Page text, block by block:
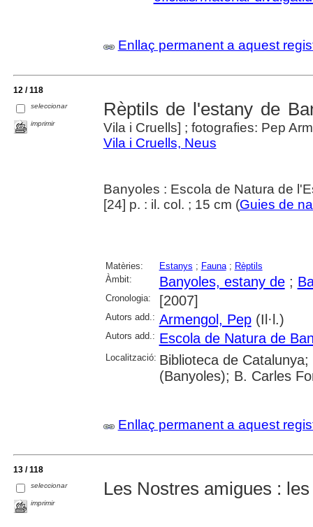
Enllaç permanent a aquest
12 / 118
seleccionar
imprimir
Rèptils de l'estany de
Vila i Cruells] ; fotografies: Pep
Vila i Cruells, Neus
Banyoles : Escola de Natura de
[24] p. : il. col. ; 15 cm (Guies de
Matèries: Estanys ; Fauna; Rèptils
Àmbit:
Banyoles, estany de;
Cronologia: [2007]
Autors add.: Armengol, Pep(Il·l.)
Autors add.: Escola de Natura de
Localització: Biblioteca de
(Banyoles); B. Carles
Enllaç permanent a aquest
13 / 118
seleccionar
imprimir
Les Nostres amigues :